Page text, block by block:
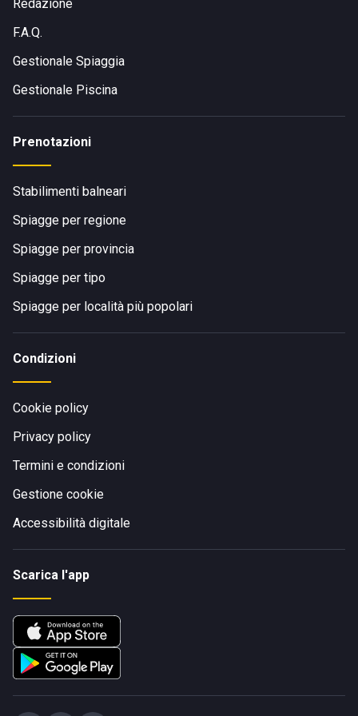
poco più di mezz'ora.
Redazione
F.A.Q.
Gestionale Spiaggia
Gestionale Piscina
Prenotazioni
Stabilimenti balneari
Spiagge per regione
Spiagge per provincia
Spiagge per tipo
Spiagge per località più popolari
Condizioni
Cookie policy
Privacy policy
Termini e condizioni
Gestione cookie
Accessibilità digitale
Scarica l'app